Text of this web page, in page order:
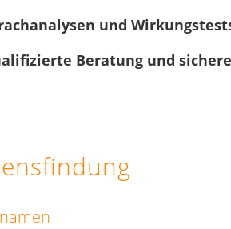
und
Beratung und